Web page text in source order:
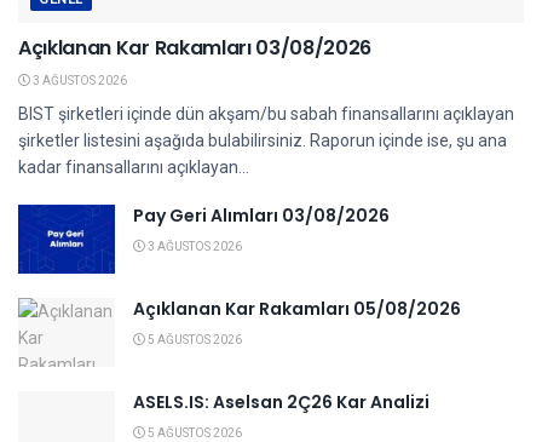
Açıklanan Kar Rakamları 03/08/2026
3 AĞUSTOS 2026
BIST şirketleri içinde dün akşam/bu sabah finansallarını açıklayan
şirketler listesini aşağıda bulabilirsiniz. Raporun içinde ise, şu ana
kadar finansallarını açıklayan...
Pay Geri Alımları 03/08/2026
3 AĞUSTOS 2026
Açıklanan Kar Rakamları 05/08/2026
5 AĞUSTOS 2026
ASELS.IS: Aselsan 2Ç26 Kar Analizi
5 AĞUSTOS 2026